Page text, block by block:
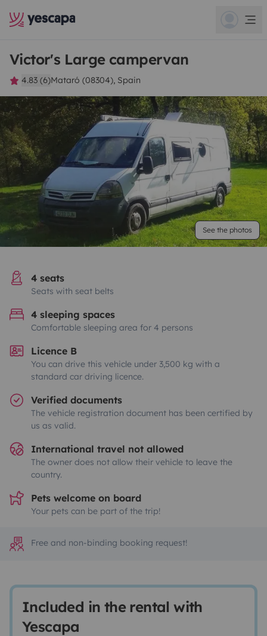
Victor's Large campervan
4.83 (6)Mataró (08304), Spain
See the photos
4 seats
Seats with seat belts
4 sleeping spaces
Comfortable sleeping area for 4 persons
Licence B
You can drive this vehicle under 3,500 kg with a
standard car driving licence.
Verified documents
The vehicle registration document has been certified by
us as valid.
International travel not allowed
The owner does not allow their vehicle to leave the
country.
Pets welcome on board
Your pets can be part of the trip!
Free and non-binding booking request!
Included in the rental with
Yescapa